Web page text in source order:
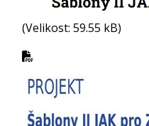
(Velikost: 59.55 kB)